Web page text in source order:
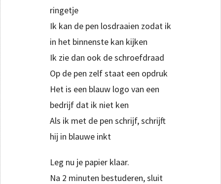
ringetje
Ik kan de pen losdraaien zodat ik
in het binnenste kan kijken
Ik zie dan ook de schroefdraad
Op de pen zelf staat een opdruk
Het is een blauw logo van een
bedrijf dat ik niet ken
Als ik met de pen schrijf, schrijft
hij in blauwe inkt
Leg nu je papier klaar.
Na 2 minuten bestuderen, sluit